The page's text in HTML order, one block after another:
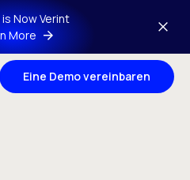
Now Verint
More
Eine Demo vereinbaren